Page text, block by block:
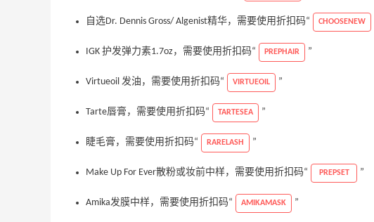
自选Dr. Dennis Gross/ Algenist精华，需要使用折扣码“ CHOOSENEW
IGK 护发弹力素1.7oz，需要使用折扣码“ PREPHAIR ”
Virtueoil 发油，需要使用折扣码“ VIRTUEOIL ”
Tarte唇膏，需要使用折扣码“ TARTESEA ”
睫毛膏，需要使用折扣码“ RARELASH ”
Make Up For Ever散粉或妆前中样，需要使用折扣码“ PREPSET ”
Amika发膜中样，需要使用折扣码“ AMIKAMASK ”